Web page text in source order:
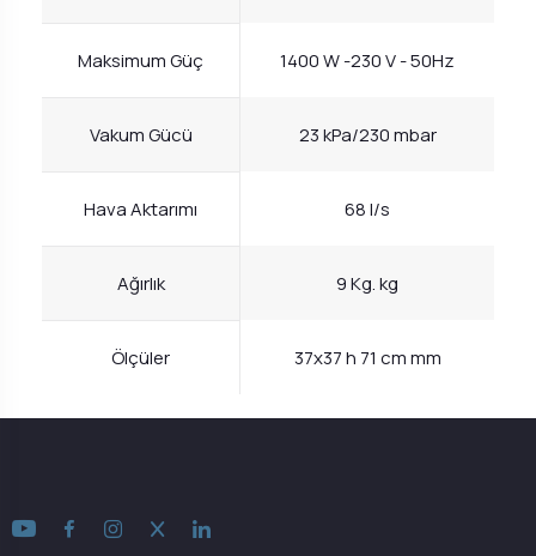
Maksimum Güç 1400 W -230 V - 50Hz
Vakum Gücü 23 kPa/230 mbar
Hava Aktarımı 68 l/s
Ağırlık 9 Kg. kg
Ölçüler 37x37 h 71 cm mm